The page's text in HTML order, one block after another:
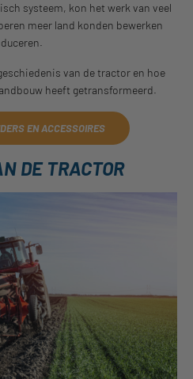
systeem, kon het werk van veel
meer land konden bewerken
van de tractor en hoe
heeft getransformeerd.
EN ACCESSOIRES
DE TRACTOR